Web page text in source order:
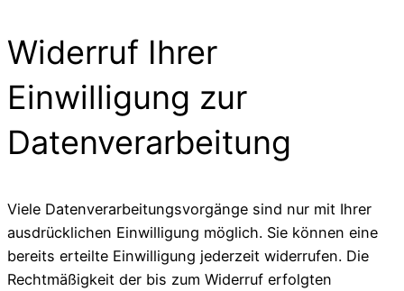
Widerruf Ihrer
Einwilligung zur
Datenverarbeitung
Viele Datenverarbeitungsvorgänge sind nur mit Ihrer
ausdrücklichen Einwilligung möglich. Sie können eine
bereits erteilte Einwilligung jederzeit widerrufen. Die
Rechtmäßigkeit der bis zum Widerruf erfolgten